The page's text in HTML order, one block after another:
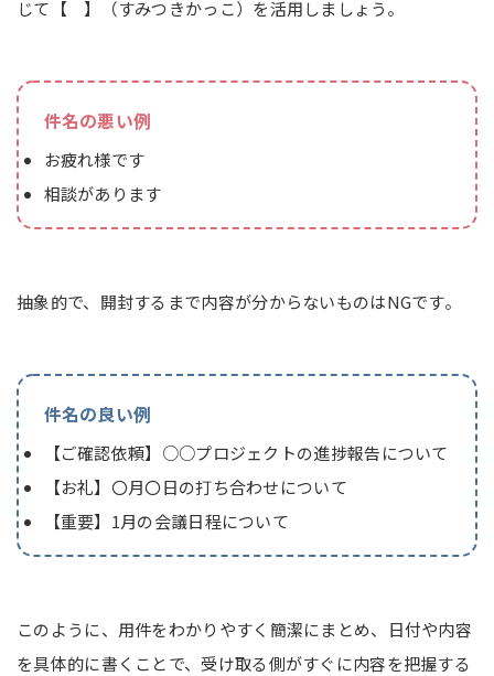
じて【 】（すみつきかっこ）を活用しましょう。
件名の悪い例
お疲れ様です
相談があります
抽象的で、開封するまで内容が分からないものはNGです。
件名の良い例
【ご確認依頼】○○プロジェクトの進捗報告について
【お礼】〇月〇日の打ち合わせについて
【重要】1月の会議日程について
このように、用件をわかりやすく簡潔にまとめ、日付や内容
を具体的に書くことで、受け取る側がすぐに内容を把握する